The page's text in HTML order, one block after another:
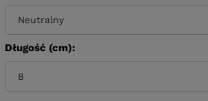
Neutralny
Długość (cm)
8